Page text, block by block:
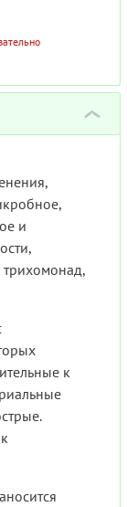
›
и
трихомонад,
к